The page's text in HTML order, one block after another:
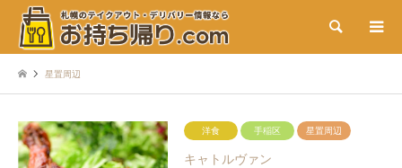
検索
星置周辺
洋食 手稲区 星置周辺
キャトルヴァン